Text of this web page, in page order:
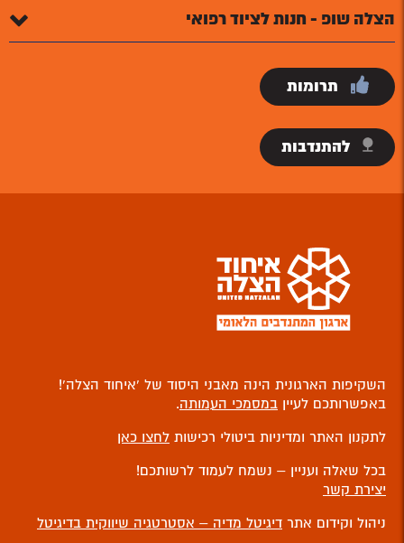
הצלה שופ - חנות לציוד רפואי
תרומות
להתנדבות
השקיפות הארגונית הינה מאבני היסוד של ‘איחוד הצלה’!
באפשרותכם לעיין במסמכי העמותה.
לתקנון האתר ומדיניות ביטולי רכישות לחצו כאן
בכל שאלה ועניין – נשמח לעמוד לרשותכם!
יצירת קשר
ניהול וקידום אתר דיגיטל מדיה – אסטרטגיה שיווקית בדיגיטל